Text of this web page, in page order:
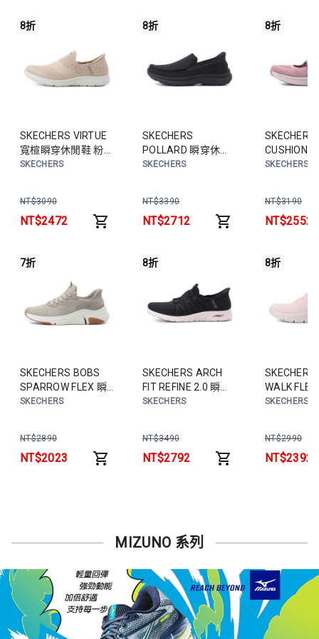
8折
SKECHERS VIRTUE
寬楦瞬穿休閒鞋 粉紅
104450WCHMP 女
SKECHERS
NT$3090
NT$2472
8折
SKECHERS
POLLARD 瞬穿休閒
鞋 黑 205451BBK 男
SKECHERS
NT$3390
NT$2712
8折
AURA 瞬穿
SKECHERS
NT$3190
NT$2552
7折
SKECHERS BOBS
SPARROW FLEX 瞬
穿休閒鞋 卡其
SKECHERS
NT$2890
NT$2023
8折
SKECHERS ARCH
FIT REFINE 2.0 瞬穿
休閒鞋 黑
SKECHERS
NT$3490
NT$2792
8折
SKECHERS
WALK
動健走鞋
SKECHERS
NT$2990
NT$2392
MIZUNO 系列